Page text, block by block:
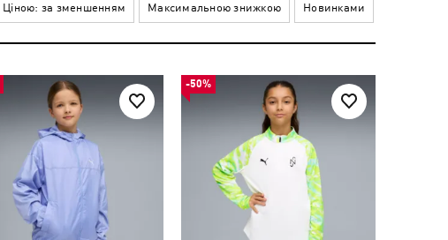
Ціною: за зменшенням Максимальною знижкою Новинками
-50%